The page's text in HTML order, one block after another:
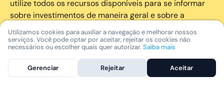
utilize todos os recursos disponíveis para se informar
sobre investimentos de maneira geral e sobre a
composição geral de seu portfólio. Questões fiscais ou
legais relativas aos investimentos realizados através da
Nomad devem ser obtidas pelos próprios clientes. A
Nomad e suas afiliadas não fornecem nenhum tipo de
aconselhamento legal ou fiscal.
Utilizamos cookies para auxiliar a navegação e melhorar nossos
serviços. Você pode optar por aceitar, rejeitar os cookies não
necessários ou escolher quais quer autorizar. Saiba mais
Gerenciar Rejeitar Aceitar